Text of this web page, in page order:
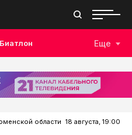
Биатлон
Дзюдо
Бокс
Еще
области 18 августа, 19:00